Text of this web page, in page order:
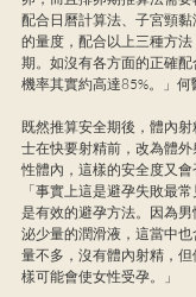
配合日曆計算法、子宮頸
的量度，配合以上三種方
期。如沒有各方面的正確
機率其實約高達85%。」何
既然推算安全期後，體內
士在快要射精前，改為體
性體內，這樣的安全度又會
「事實上這是避孕失敗最
是有效的避孕方法。因為
泌少量的潤滑液，這當中
量不多，沒有體內射精，
樣可能會使女性受孕。」